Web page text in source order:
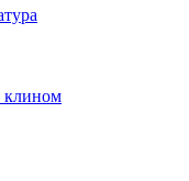
клином